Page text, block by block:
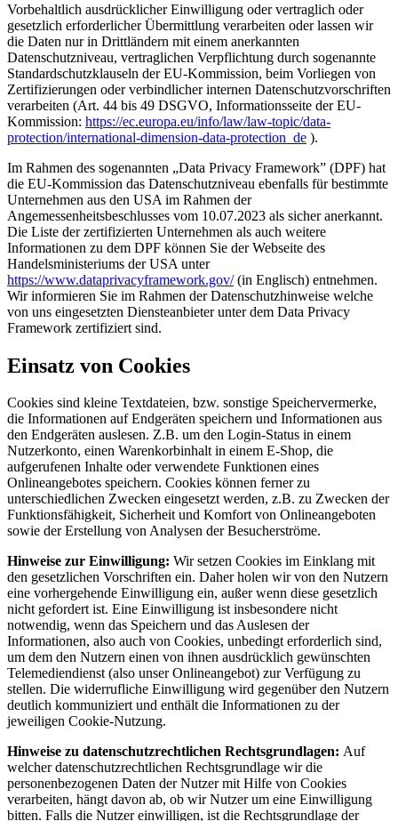
Vorbehaltlich ausdrücklicher Einwilligung oder vertraglich oder
gesetzlich erforderlicher Übermittlung verarbeiten oder lassen wir
die Daten nur in Drittländern mit einem anerkannten
Datenschutzniveau, vertraglichen Verpflichtung durch sogenannte
Standardschutzklauseln der EU-Kommission, beim Vorliegen von
Zertifizierungen oder verbindlicher internen Datenschutzvorschriften
verarbeiten (Art. 44 bis 49 DSGVO, Informationsseite der EU-
Kommission: https://ec.europa.eu/info/law/law-topic/data-
protection/international-dimension-data-protection_de ).
Im Rahmen des sogenannten „Data Privacy Framework” (DPF) hat
die EU-Kommission das Datenschutzniveau ebenfalls für bestimmte
Unternehmen aus den USA im Rahmen der
Angemessenheitsbeschlusses vom 10.07.2023 als sicher anerkannt.
Die Liste der zertifizierten Unternehmen als auch weitere
Informationen zu dem DPF können Sie der Webseite des
Handelsministeriums der USA unter
https://www.dataprivacyframework.gov/(in Englisch) entnehmen.
Wir informieren Sie im Rahmen der Datenschutzhinweise welche
von uns eingesetzten Diensteanbieter unter dem Data Privacy
Framework zertifiziert sind.
Einsatz von Cookies
Cookies sind kleine Textdateien, bzw. sonstige Speichervermerke,
die Informationen auf Endgeräten speichern und Informationen aus
den Endgeräten auslesen. Z.B. um den Login-Status in einem
Nutzerkonto, einen Warenkorbinhalt in einem E-Shop, die
aufgerufenen Inhalte oder verwendete Funktionen eines
Onlineangebotes speichern. Cookies können ferner zu
unterschiedlichen Zwecken eingesetzt werden, z.B. zu Zwecken der
Funktionsfähigkeit, Sicherheit und Komfort von Onlineangeboten
sowie der Erstellung von Analysen der Besucherströme.
Hinweise zur Einwilligung: Wir setzen Cookies im Einklang mit
den gesetzlichen Vorschriften ein. Daher holen wir von den Nutzern
eine vorhergehende Einwilligung ein, außer wenn diese gesetzlich
nicht gefordert ist. Eine Einwilligung ist insbesondere nicht
notwendig, wenn das Speichern und das Auslesen der
Informationen, also auch von Cookies, unbedingt erforderlich sind,
um dem den Nutzern einen von ihnen ausdrücklich gewünschten
Telemediendienst (also unser Onlineangebot) zur Verfügung zu
stellen. Die widerrufliche Einwilligung wird gegenüber den Nutzern
deutlich kommuniziert und enthält die Informationen zu der
jeweiligen Cookie-Nutzung.
Hinweise zu datenschutzrechtlichen Rechtsgrundlagen: Auf
welcher datenschutzrechtlichen Rechtsgrundlage wir die
personenbezogenen Daten der Nutzer mit Hilfe von Cookies
verarbeiten, hängt davon ab, ob wir Nutzer um eine Einwilligung
bitten. Falls die Nutzer einwilligen, ist die Rechtsgrundlage der